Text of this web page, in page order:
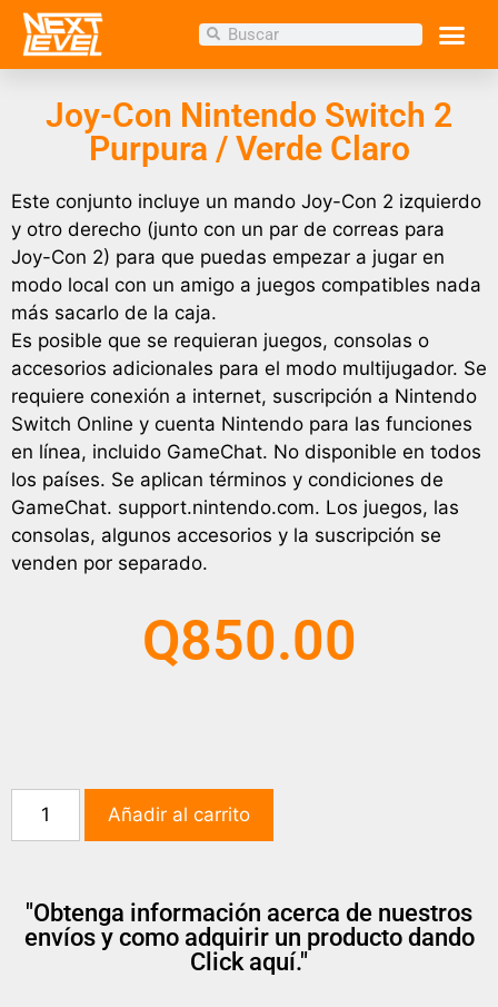
Inicio/Tienda
Purpura / Verde Claro
Joy-Con Nintendo Switch 2
Purpura / Verde Claro
Este conjunto incluye un mando Joy-Con 2 izquierdo
y otro derecho (junto con un par de correas para
Joy-Con 2) para que puedas empezar a jugar en
modo local con un amigo a juegos compatibles nada
más sacarlo de la caja.
Es posible que se requieran juegos, consolas o
accesorios adicionales para el modo multijugador. Se
requiere conexión a internet, suscripción a Nintendo
Switch Online y cuenta Nintendo para las funciones
en línea, incluido GameChat. No disponible en todos
los países. Se aplican términos y condiciones de
GameChat. support.nintendo.com. Los juegos, las
consolas, algunos accesorios y la suscripción se
venden por separado.
Q850.00
Añadir al carrito
"Obtenga información acerca de nuestros
envíos y como adquirir un producto dando
Click aquí."